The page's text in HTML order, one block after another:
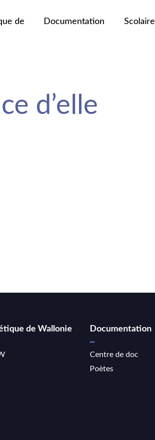
de
Documentation Scolaire
d’elle
de Wallonie Documentation
Centre de doc
Poètes